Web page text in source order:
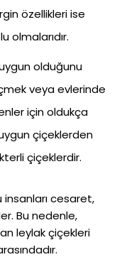
özellikleri ise
olmalarıdır.
olduğunu
veya evlerinde
için oldukça
çiçeklerden
çiçeklerdir.
insanları cesaret,
Bu nedenle,
leylak çiçekleri